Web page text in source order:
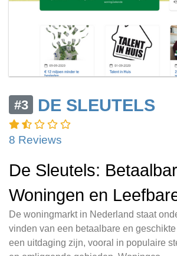
#3 DE SLEUTELS
8 Reviews
De Sleutels:
Woningen en
De woningmarkt in Nederland staat
vinden van een betaalbare en
een uitdaging zijn, vooral in populaire